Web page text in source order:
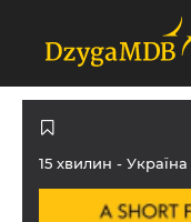
15 хвилин - Україна